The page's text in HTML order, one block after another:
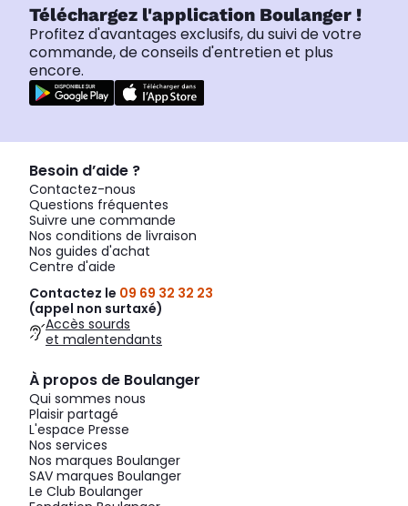
Téléchargez l'application Boulanger !
Profitez d'avantages exclusifs, du suivi de votre
commande, de conseils d'entretien et plus
encore.
Besoin d’aide ?
Contactez-nous
Questions fréquentes
Suivre une commande
Nos conditions de livraison
Nos guides d'achat
Centre d'aide
Contactez le 09 69 32 32 23
(appel non surtaxé)
Accès sourds
et malentendants
À propos de Boulanger
Qui sommes nous
Plaisir partagé
L'espace Presse
Nos services
Nos marques Boulanger
SAV marques Boulanger
Le Club Boulanger